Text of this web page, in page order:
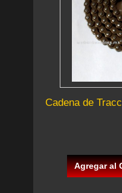
Cadena de
Agregar al